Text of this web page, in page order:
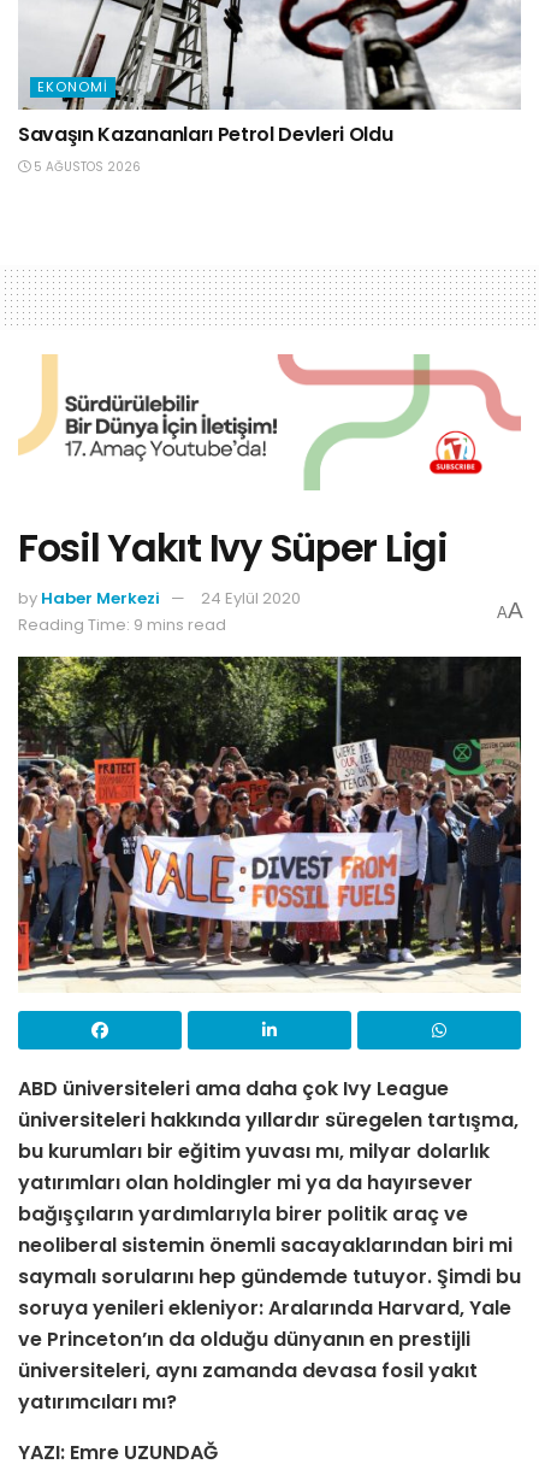
EKONOMI
Savaşın Kazananları Petrol Devleri Oldu
5 AĞUSTOS 2026
Fosil Yakıt Ivy Süper Ligi
by Haber Merkezi
24 Eylül 2020
Reading Time: 9 mins read
AA
ABD üniversiteleri ama daha çok Ivy League
üniversiteleri hakkında yıllardır süregelen tartışma,
bu kurumları bir eğitim yuvası mı, milyar dolarlık
yatırımları olan holdingler mi ya da hayırsever
bağışçıların yardımlarıyla birer politik araç ve
neoliberal sistemin önemli sacayaklarından biri mi
saymalı sorularını hep gündemde tutuyor. Şimdi bu
soruya yenileri ekleniyor: Aralarında Harvard, Yale
ve Princeton’ın da olduğu dünyanın en prestijli
üniversiteleri, aynı zamanda devasa fosil yakıt
yatırımcıları mı?
YAZI: Emre UZUNDAĞ